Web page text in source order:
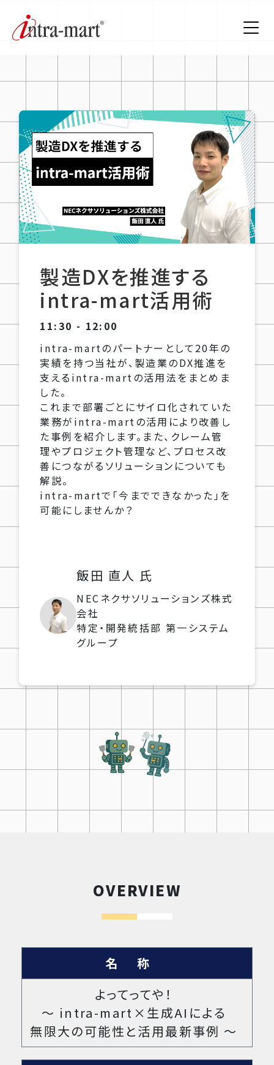
製造DXを推進する
intra-mart活用術
11:30 - 12:00
intra-martのパートナーとして20年の
実績を持つ当社が、製造業のDX推進を
支えるintra-martの活用法をまとめま
した。
これまで部署ごとにサイロ化されていた
業務がintra-martの活用により改善し
た事例を紹介します。また、クレーム管
理やプロジェクト管理など、プロセス改
善につながるソリューションについても
解説。
intra-martで「今までできなかった」を
可能にしませんか？
飯田 直人 氏
NECネクサソリューションズ株式
会社
特定・開発統括部 第一システム
グループ
OVERVIEW
名称
よってってや！​
～ intra-mart×生成AIによる
無限大の可能性と活用最新事例 ～